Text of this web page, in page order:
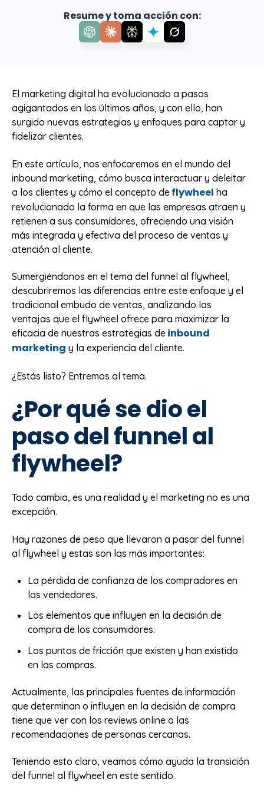
Resume y toma acción con:
El marketing digital ha evolucionado a pasos
agigantados en los últimos años, y con ello, han
surgido nuevas estrategias y enfoques para captar y
fidelizar clientes.
En este artículo, nos enfocaremos en el mundo del
inbound marketing, cómo busca interactuar y deleitar
a los clientes y cómo el concepto de flywheel ha
revolucionado la forma en que las empresas atraen y
retienen a sus consumidores, ofreciendo una visión
más integrada y efectiva del proceso de ventas y
atención al cliente.
Sumergiéndonos en el tema del funnel al flywheel,
descubriremos las diferencias entre este enfoque y el
tradicional embudo de ventas, analizando las
ventajas que el flywheel ofrece para maximizar la
eficacia de nuestras estrategias de inbound
marketing y la experiencia del cliente.
¿Estás listo? Entremos al tema.
¿Por qué se dio el
paso del funnel al
flywheel?
Todo cambia, es una realidad y el marketing no es una
excepción.
Hay razones de peso que llevaron a pasar del funnel
al flywheel y estas son las más importantes:
La pérdida de confianza de los compradores en
los vendedores.
Los elementos que influyen en la decisión de
compra de los consumidores.
Los puntos de fricción que existen y han existido
en las compras.
Actualmente, las principales fuentes de información
que determinan o influyen en la decisión de compra
tiene que ver con los reviews online o las
recomendaciones de personas cercanas.
Teniendo esto claro, veamos cómo ayuda la transición
del funnel al flywheel en este sentido.